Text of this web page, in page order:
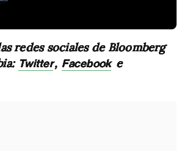
redes sociales de Bloomberg
Twitter, Facebook e